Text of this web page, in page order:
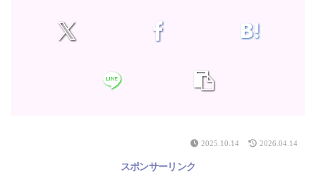
2025.10.14 2026.04.14
スポンサーリンク